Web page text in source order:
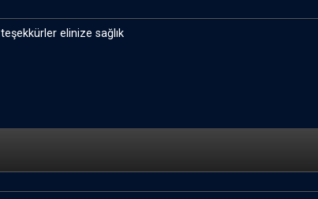
teşekkürler elinize sağlık